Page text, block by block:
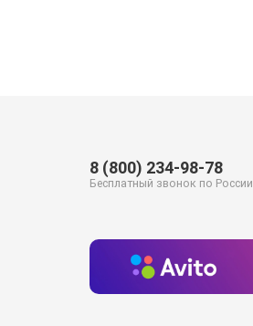
8 (800) 234-98-78
Бесплатный звонок по России